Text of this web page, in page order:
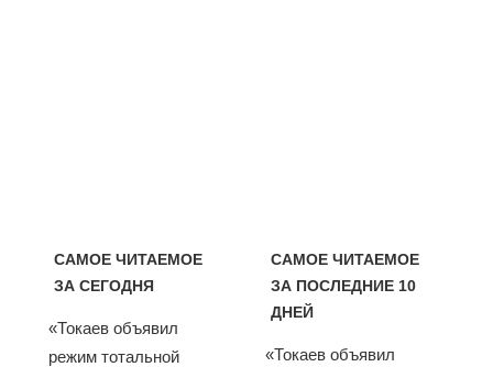
САМОЕ ЧИТАЕМОЕ
ЗА СЕГОДНЯ
«Токаев объявил
режим тотальной
САМОЕ ЧИТАЕМОЕ
ЗА ПОСЛЕДНИЕ 10
ДНЕЙ
«Токаев объявил